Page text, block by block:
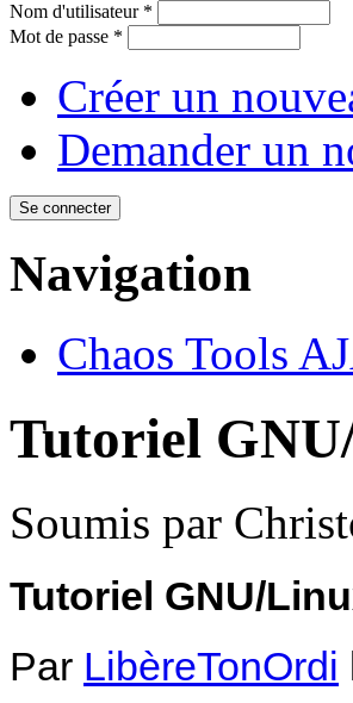
Nom d'utilisateur *
Mot de passe *
Créer un
Demander un
Navigation
Chaos Tools
Tutoriel
Soumis par
Tutoriel GNU/
Par LibèreTonOrdi